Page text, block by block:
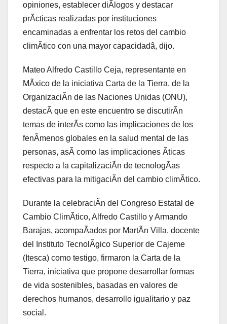
opiniones, establecer diÃlogos y destacar
prÃcticas realizadas por instituciones
encaminadas a enfrentar los retos del cambio
climÃtico con una mayor capacidadâ, dijo.
Mateo Alfredo Castillo Ceja, representante en
MÃxico de la iniciativa Carta de la Tierra, de la
OrganizaciÃn de las Naciones Unidas (ONU),
destacÃ que en este encuentro se discutirÃn
temas de interÃs como las implicaciones de los
fenÃmenos globales en la salud mental de las
personas, asÃ como las implicaciones Ãticas
respecto a la capitalizaciÃn de tecnologÃas
efectivas para la mitigaciÃn del cambio climÃtico.
Durante la celebraciÃn del Congreso Estatal de
Cambio ClimÃtico, Alfredo Castillo y Armando
Barajas, acompaÃados por MartÃn Villa, docente
del Instituto TecnolÃgico Superior de Cajeme
(Itesca) como testigo, firmaron la Carta de la
Tierra, iniciativa que propone desarrollar formas
de vida sostenibles, basadas en valores de
derechos humanos, desarrollo igualitario y paz
social.